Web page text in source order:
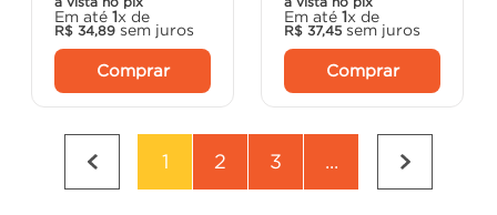
Em até 1x de
R$ 34,89 sem juros
Comprar
Em até 1x de
R$ 37,45 sem juros
Comprar
1 2 3 ...